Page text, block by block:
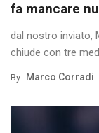
fa mancare
dal nostro inviato,
chiude con tre
By Marco Corradi